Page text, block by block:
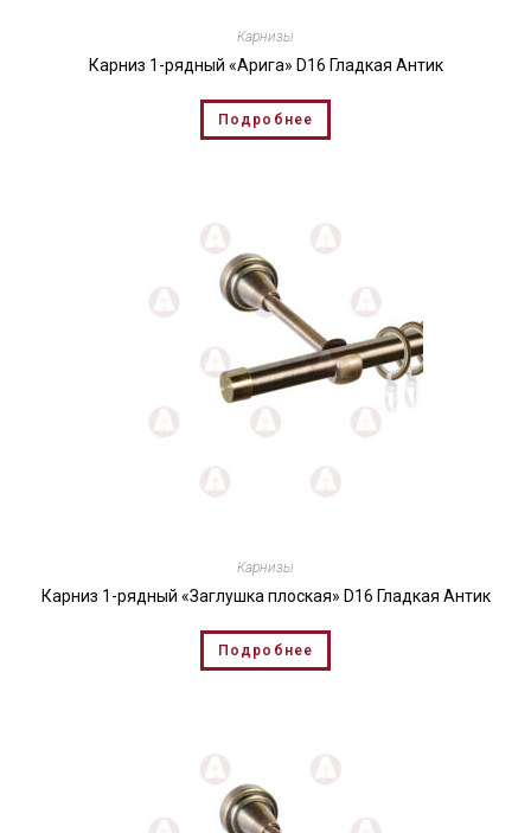
Карнизы
Карниз 1-рядный «Арига» D16 Гладкая Антик
Подробнее
Карнизы
Карниз 1-рядный «Заглушка плоская» D16 Гладкая Антик
Подробнее